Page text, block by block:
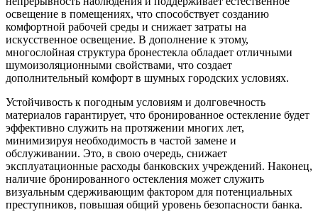
освещение в помещениях, что способствует созданию
комфортной рабочей среды и снижает затраты на
искусственное освещение. В дополнение к этому,
многослойная структура бронестекла обладает отличными
шумоизоляционными свойствами, что создает
дополнительный комфорт в шумных городских условиях.
Устойчивость к погодным условиям и долговечность
материалов гарантирует, что бронированное остекление будет
эффективно служить на протяжении многих лет,
минимизируя необходимость в частой замене и
обслуживании. Это, в свою очередь, снижает
эксплуатационные расходы банковских учреждений. Наконец,
наличие бронированного остекления может служить
визуальным сдерживающим фактором для потенциальных
преступников, повышая общий уровень безопасности банка.